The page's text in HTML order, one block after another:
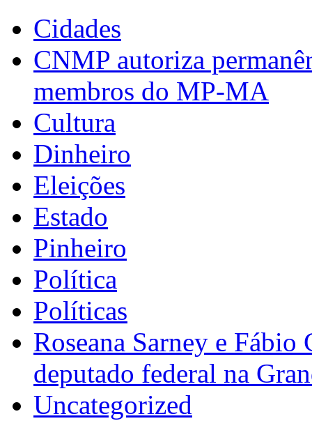
Cidades
CNMP autoriza
membros do MP-MA
Cultura
Dinheiro
Eleições
Estado
Pinheiro
Política
Políticas
Roseana Sarney e
deputado federal na
Uncategorized